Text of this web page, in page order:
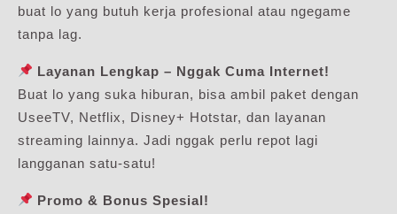
buat lo yang butuh kerja profesional atau ngegame
tanpa lag.
Layanan Lengkap – Nggak Cuma Internet!
Buat lo yang suka hiburan, bisa ambil paket dengan
UseeTV, Netflix, Disney+ Hotstar, dan layanan
streaming lainnya. Jadi nggak perlu repot lagi
langganan satu-satu!
Promo & Bonus Spesial!